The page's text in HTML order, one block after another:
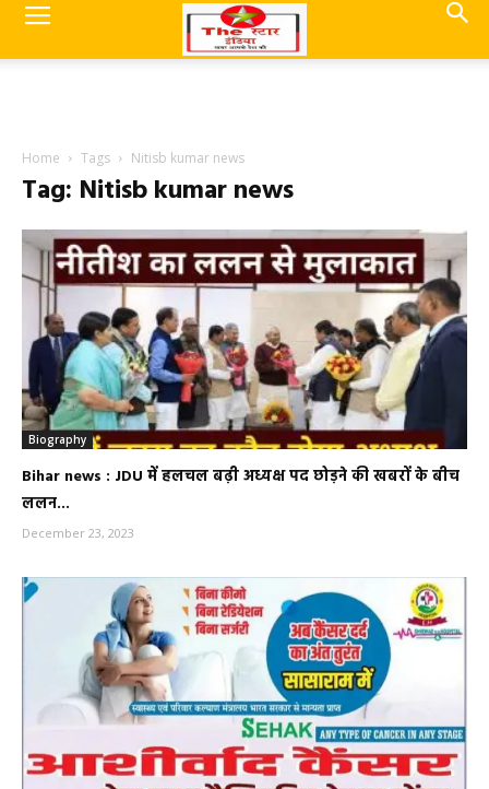
Home Tags Nitisb kumar news
Tag: Nitisb kumar news
Biography
Bihar news : JDU में हलचल बढ़ी अध्यक्ष पद छोड़ने की खबरों के बीच
ललन...
December 23, 2023